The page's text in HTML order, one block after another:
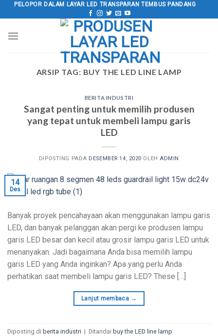
Langsung
ke
PELOPOR DALAM LAYAR LED TRANSPARAN TEMBUS PANDANG
ARSIP TAG: BUY THE LED LINE LAMP
BERITA INDUSTRI
Sangat penting untuk memilih produsen
yang tepat untuk membeli lampu garis
LED
DIPOSTING PADA DESEMBER 14, 2020 OLEHADMIN
14
Des
Banyak proyek pencahayaan akan menggunakan lampu garis
LED, dan banyak pelanggan akan pergi ke produsen lampu
garis LED besar dan kecil atau grosir lampu garis LED untuk
menanyakan. Jadi bagaimana Anda bisa memilih lampu
garis LED yang Anda inginkan? Apa yang perlu Anda
perhatikan saat membeli lampu garis LED? These […]
Lanjut membaca →
Diposting di berita industri | Ditandai buy the LED line lamp